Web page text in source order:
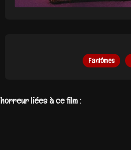
Fantômes
liées à ce film :